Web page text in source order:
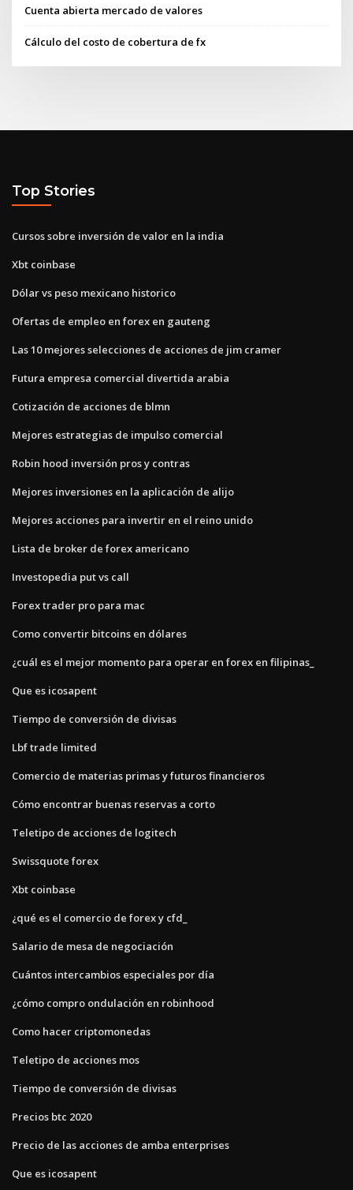
Cuenta abierta mercado de valores
Cálculo del costo de cobertura de fx
Top Stories
Cursos sobre inversión de valor en la india
Xbt coinbase
Dólar vs peso mexicano historico
Ofertas de empleo en forex en gauteng
Las 10 mejores selecciones de acciones de jim cramer
Futura empresa comercial divertida arabia
Cotización de acciones de blmn
Mejores estrategias de impulso comercial
Robin hood inversión pros y contras
Mejores inversiones en la aplicación de alijo
Mejores acciones para invertir en el reino unido
Lista de broker de forex americano
Investopedia put vs call
Forex trader pro para mac
Como convertir bitcoins en dólares
¿cuál es el mejor momento para operar en forex en filipinas_
Que es icosapent
Tiempo de conversión de divisas
Lbf trade limited
Comercio de materias primas y futuros financieros
Cómo encontrar buenas reservas a corto
Teletipo de acciones de logitech
Swissquote forex
Xbt coinbase
¿qué es el comercio de forex y cfd_
Salario de mesa de negociación
Cuántos intercambios especiales por día
¿cómo compro ondulación en robinhood
Como hacer criptomonedas
Teletipo de acciones mos
Tiempo de conversión de divisas
Precios btc 2020
Precio de las acciones de amba enterprises
Que es icosapent